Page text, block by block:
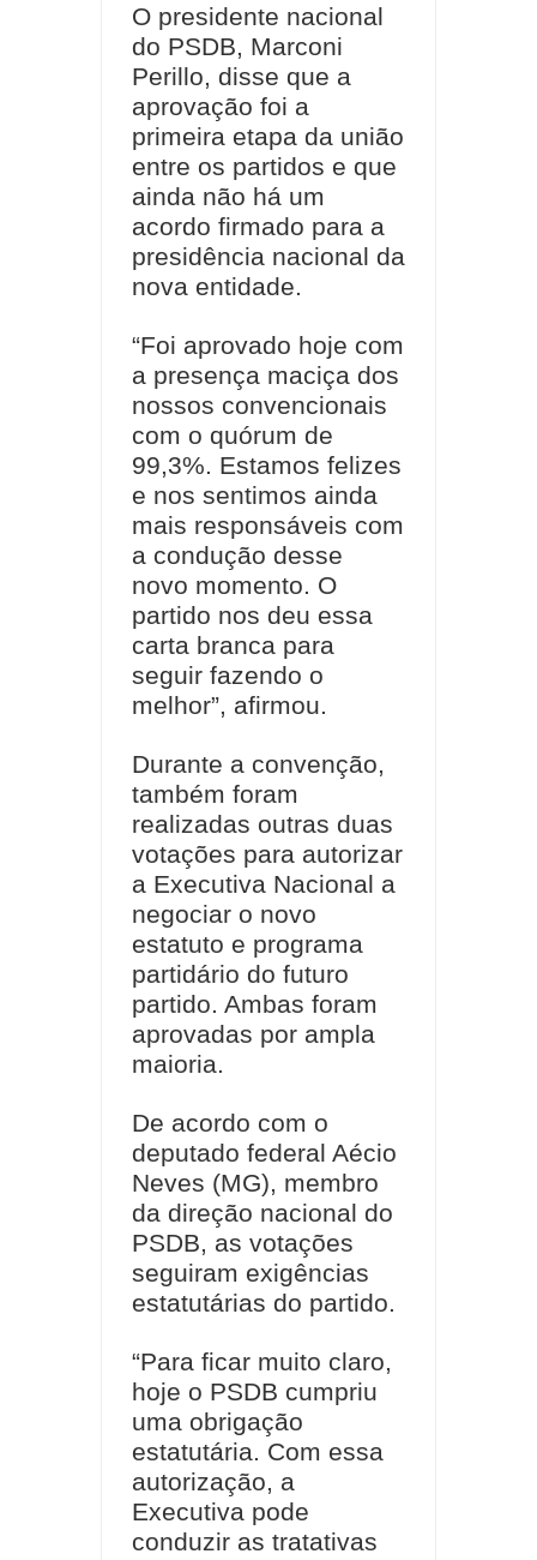
O presidente nacional
do PSDB, Marconi
Perillo, disse que a
aprovação foi a
primeira etapa da união
entre os partidos e que
ainda não há um
acordo firmado para a
presidência nacional da
nova entidade.
“Foi aprovado hoje com
a presença maciça dos
nossos convencionais
com o quórum de
99,3%. Estamos felizes
e nos sentimos ainda
mais responsáveis com
a condução desse
novo momento. O
partido nos deu essa
carta branca para
seguir fazendo o
melhor”, afirmou.
Durante a convenção,
também foram
realizadas outras duas
votações para autorizar
a Executiva Nacional a
negociar o novo
estatuto e programa
partidário do futuro
partido. Ambas foram
aprovadas por ampla
maioria.
De acordo com o
deputado federal Aécio
Neves (MG), membro
da direção nacional do
PSDB, as votações
seguiram exigências
estatutárias do partido.
“Para ficar muito claro,
hoje o PSDB cumpriu
uma obrigação
estatutária. Com essa
autorização, a
Executiva pode
conduzir as tratativas